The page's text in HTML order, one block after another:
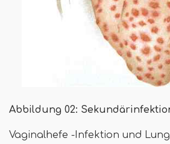
Abbildung 02:
Vaginalhefe -Infektion und